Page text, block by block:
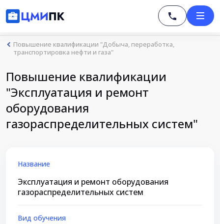
Повышение квалификации "Добыча, переработка,
транспортировка нефти и газа"
Повышение квалификации
"Эксплуатация и ремонт
оборудования
газораспределительных систем"
Название
Эксплуатация и ремонт оборудования
газораспределительных систем
Вид обучения